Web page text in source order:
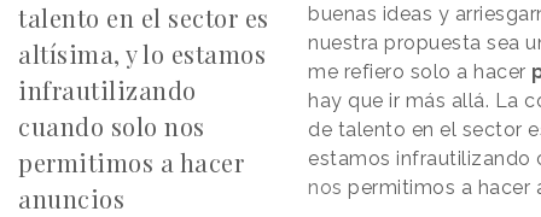
talento en el sector es
altísima, y lo estamos
infrautilizando
cuando solo nos
permitimos a hacer
anuncios
buenas ideas y
nuestra propuesta sea
me refiero solo a hacer
hay que ir más allá. La
de talento en el sector
estamos infrautilizando
nos permitimos a hacer